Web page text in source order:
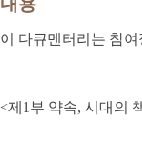
이 다큐멘터리는 참
<제1부 약속, 시대의